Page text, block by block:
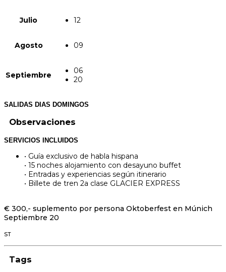
Julio 12
Agosto 09
Septiembre
06
20
SALIDAS DIAS DOMINGOS
Observaciones
SERVICIOS INCLUIDOS
• Guía exclusivo de habla hispana
• 15 noches alojamiento con desayuno buffet
• Entradas y experiencias según itinerario
• Billete de tren 2a clase GLACIER EXPRESS
€ 300,- suplemento por persona Oktoberfest en Múnich
Septiembre 20
ST
Tags